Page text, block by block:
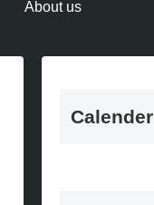
About us
Calender